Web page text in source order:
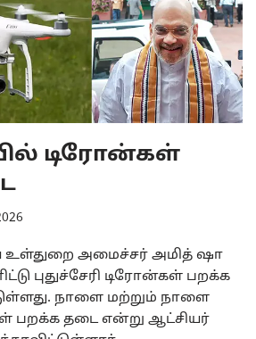
டிரோன்கள்
உள்துறை அமைச்சர் அமித் ஷா
புதுச்சேரி டிரோன்கள் பறக்க
நாளை மற்றும் நாளை
பறக்க தடை என்று ஆட்சியர்